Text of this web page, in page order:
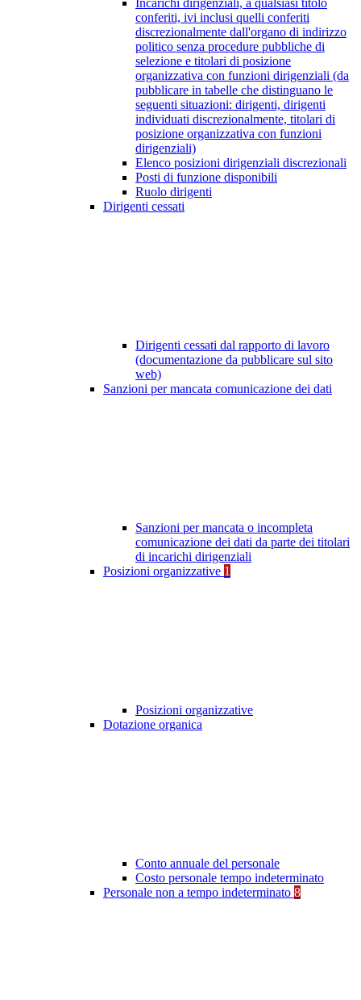
Incarichi dirigenziali, a qualsiasi titolo
conferiti, ivi inclusi quelli conferiti
discrezionalmente dall'organo di indirizzo
politico senza procedure pubbliche di
selezione e titolari di posizione
organizzativa con funzioni dirigenziali (da
pubblicare in tabelle che distinguano le
seguenti situazioni: dirigenti, dirigenti
individuati discrezionalmente, titolari di
posizione organizzativa con funzioni
dirigenziali)
Elenco posizioni dirigenziali discrezionali
Posti di funzione disponibili
Ruolo dirigenti
Dirigenti cessati
Dirigenti cessati dal rapporto di lavoro
(documentazione da pubblicare sul sito
web)
Sanzioni per mancata comunicazione dei dati
Sanzioni per mancata o incompleta
comunicazione dei dati da parte dei titolari
di incarichi dirigenziali
Posizioni organizzative 1
Posizioni organizzative
Dotazione organica
Conto annuale del personale
Costo personale tempo indeterminato
Personale non a tempo indeterminato 8